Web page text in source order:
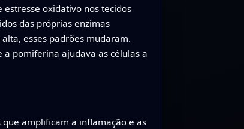
oxidativo nos tecidos
das próprias enzimas
esses padrões mudaram.
pomiferina ajudava as células a
amplificam a inflamação e as